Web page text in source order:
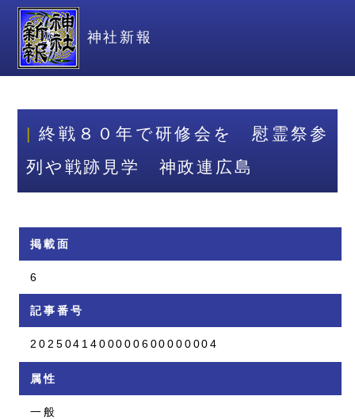
神社新報
終戦８０年で研修会を 慰霊祭参
列や戦跡見学 神政連広島
掲載面
6
記事番号
2025041400000600000004
属性
一般